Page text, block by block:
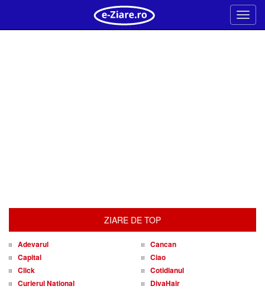
Meniu
ZIARE DE TOP
Adevarul
Cancan
Capital
Ciao
Click
Cotidianul
Curierul National
DivaHair